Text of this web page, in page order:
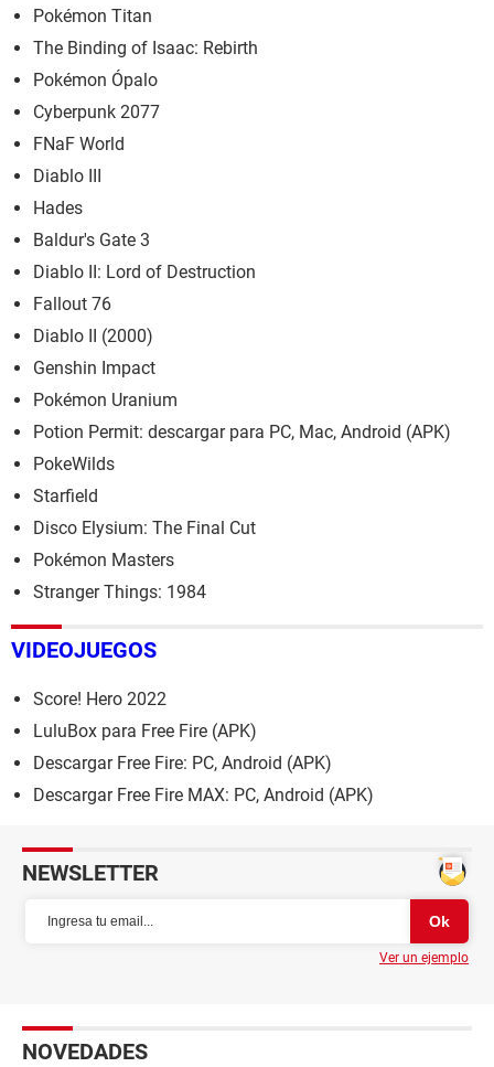
Pokémon Titan
The Binding of Isaac: Rebirth
Pokémon Ópalo
Cyberpunk 2077
FNaF World
Diablo III
Hades
Baldur's Gate 3
Diablo II: Lord of Destruction
Fallout 76
Diablo II (2000)
Genshin Impact
Pokémon Uranium
Potion Permit: descargar para PC, Mac, Android (APK)
PokeWilds
Starfield
Disco Elysium: The Final Cut
Pokémon Masters
Stranger Things: 1984
VIDEOJUEGOS
Score! Hero 2022
LuluBox para Free Fire (APK)
Descargar Free Fire: PC, Android (APK)
Descargar Free Fire MAX: PC, Android (APK)
NEWSLETTER
Ver un ejemplo
NOVEDADES